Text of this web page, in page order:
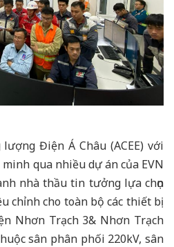
Điện Á Châu (ACEE) với
qua nhiều dự án của EVN
nhà thầu tin tưởng lựa chọn
chỉnh cho toàn bộ các thiết bị
Nhơn Trạch 3& Nhơn Trạch
sân phân phối 220kV, sân